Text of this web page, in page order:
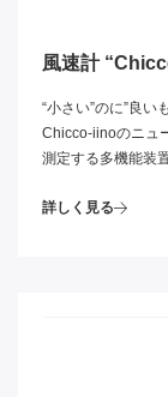
風速計
“小さい”のに”良
Chicco-iinoのニュ
測定する多機能装
します。
詳しく見る